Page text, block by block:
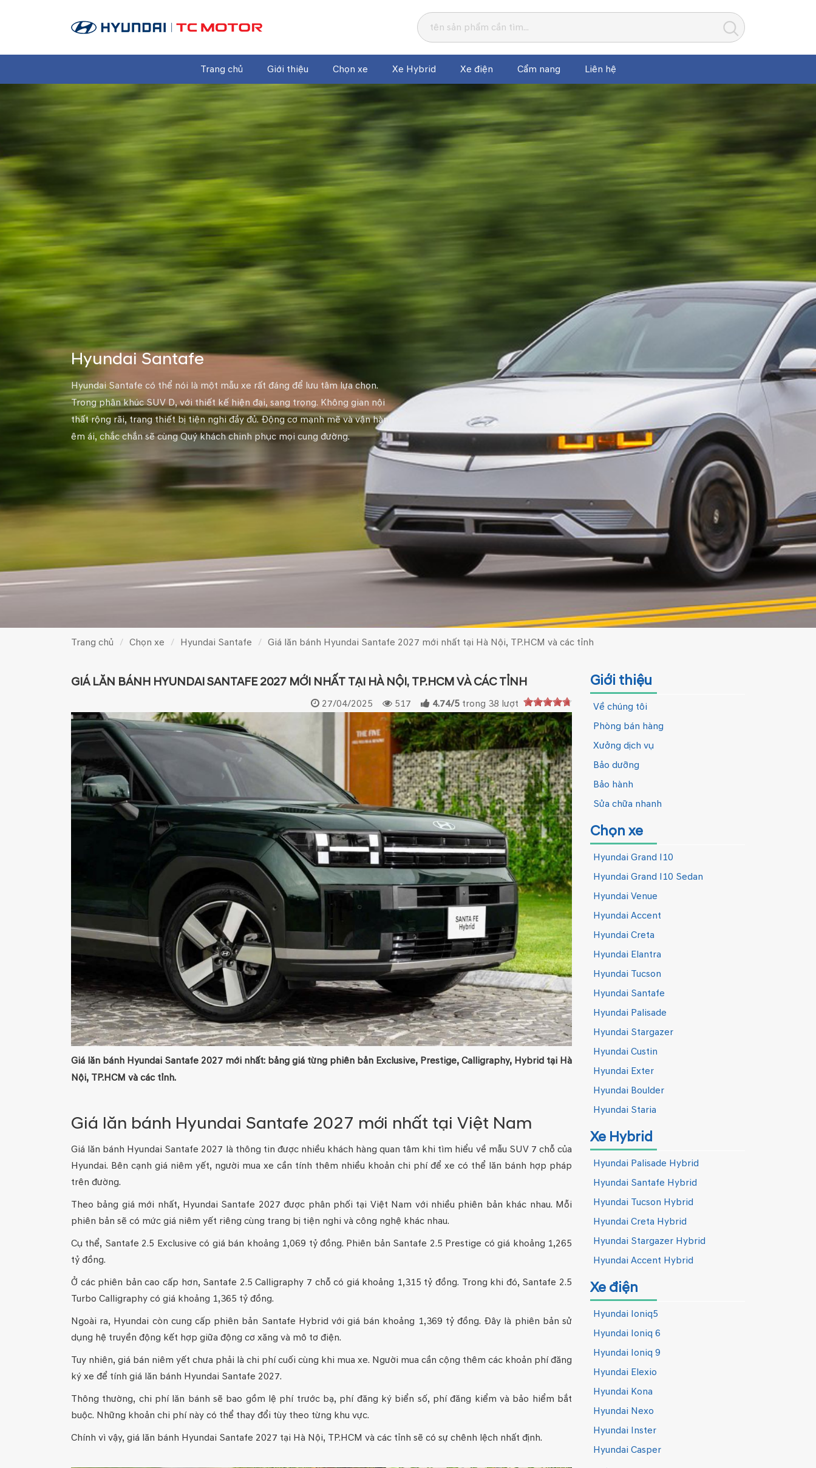
Trang chủ Giới thiệu Chọn xe Xe Hybrid Xe điện Cẩm nang Liên hệ
Hyundai Santafe
Hyundai Santafe có thể nói là một mẫu xe rất đáng để lưu tâm lựa chọn.
Trong phân khúc SUV D, với thiết kế hiện đại, sang trọng. Không gian nội
thất rộng rãi, trang thiết bị tiện nghi đầy đủ. Động cơ mạnh mẽ và vận hành
êm ái, chắc chắn sẽ cùng Quý khách chinh phục mọi cung đường.
Trang chủ Chọn xe Hyundai Santafe Giá lăn bánh Hyundai Santafe 2027 mới nhất tại Hà Nội, TP.HCM và các tỉnh
GIÁ LĂN BÁNH HYUNDAI SANTAFE 2027 MỚI NHẤT TẠI HÀ NỘI, TP.HCM VÀ CÁC TỈNH
27/04/2025 517 4.74/5 trong 38 lượt
Giá lăn bánh Hyundai Santafe 2027 mới nhất: bảng giá từng phiên bản Exclusive, Prestige, Calligraphy, Hybrid tại Hà
Nội, TP.HCM và các tỉnh.
Giá lăn bánh Hyundai Santafe 2027 mới nhất tại Việt Nam
Giá lăn bánh Hyundai Santafe 2027 là thông tin được nhiều khách hàng quan tâm khi tìm hiểu về mẫu SUV 7 chỗ của
Hyundai. Bên cạnh giá niêm yết, người mua xe cần tính thêm nhiều khoản chi phí để xe có thể lăn bánh hợp pháp
trên đường.
Theo bảng giá mới nhất, Hyundai Santafe 2027 được phân phối tại Việt Nam với nhiều phiên bản khác nhau. Mỗi
phiên bản sẽ có mức giá niêm yết riêng cùng trang bị tiện nghi và công nghệ khác nhau.
Cụ thể, Santafe 2.5 Exclusive có giá bán khoảng 1,069 tỷ đồng. Phiên bản Santafe 2.5 Prestige có giá khoảng 1,265
tỷ đồng.
Ở các phiên bản cao cấp hơn, Santafe 2.5 Calligraphy 7 chỗ có giá khoảng 1,315 tỷ đồng. Trong khi đó, Santafe 2.5
Turbo Calligraphy có giá khoảng 1,365 tỷ đồng.
Ngoài ra, Hyundai còn cung cấp phiên bản Santafe Hybrid với giá bán khoảng 1,369 tỷ đồng. Đây là phiên bản sử
dụng hệ truyền động kết hợp giữa động cơ xăng và mô tơ điện.
Tuy nhiên, giá bán niêm yết chưa phải là chi phí cuối cùng khi mua xe. Người mua cần cộng thêm các khoản phí đăng
ký xe để tính giá lăn bánh Hyundai Santafe 2027.
Thông thường, chi phí lăn bánh sẽ bao gồm lệ phí trước bạ, phí đăng ký biển số, phí đăng kiểm và bảo hiểm bắt
buộc. Những khoản chi phí này có thể thay đổi tùy theo từng khu vực.
Chính vì vậy, giá lăn bánh Hyundai Santafe 2027 tại Hà Nội, TP.HCM và các tỉnh sẽ có sự chênh lệch nhất định.
Giới thiệu
Về chúng tôi
Phòng bán hàng
Xưởng dịch vụ
Bảo dưỡng
Bảo hành
Sửa chữa nhanh
Chọn xe
Hyundai Grand I10
Hyundai Grand I10 Sedan
Hyundai Venue
Hyundai Accent
Hyundai Creta
Hyundai Elantra
Hyundai Tucson
Hyundai Santafe
Hyundai Palisade
Hyundai Stargazer
Hyundai Custin
Hyundai Exter
Hyundai Boulder
Hyundai Staria
Xe Hybrid
Hyundai Palisade Hybrid
Hyundai Santafe Hybrid
Hyundai Tucson Hybrid
Hyundai Creta Hybrid
Hyundai Stargazer Hybrid
Hyundai Accent Hybrid
Xe điện
Hyundai Ioniq5
Hyundai Ioniq 6
Hyundai Ioniq 9
Hyundai Elexio
Hyundai Kona
Hyundai Nexo
Hyundai Inster
Hyundai Casper